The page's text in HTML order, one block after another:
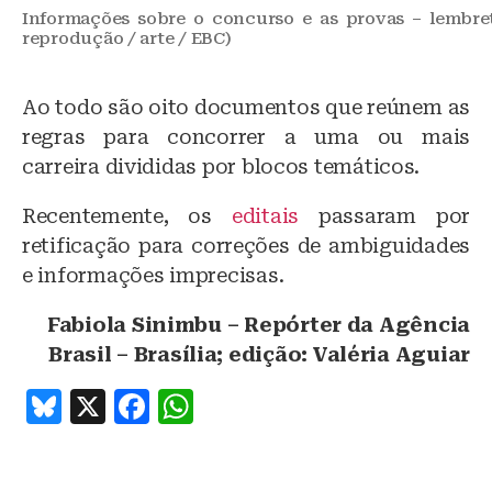
Informações sobre o concurso e as provas –
reprodução / arte / EBC)
Ao todo são oito documentos que reúnem as
regras para concorrer a uma ou mais
carreira divididas por blocos temáticos.
Recentemente, os editais passaram por
retificação para correções de ambiguidades
e informações imprecisas.
Fabiola Sinimbu – Repórter da Agência
Brasil – Brasília; edição: Valéria Aguiar
B
X
F